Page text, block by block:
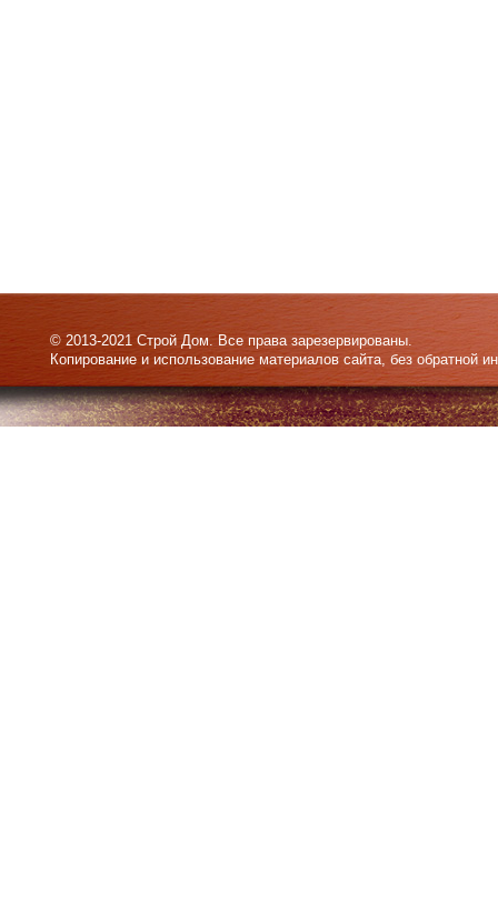
© 2013-2021 Строй Дом. Все права зарезервированы.
Копирование и использование материалов сайта, без обратной